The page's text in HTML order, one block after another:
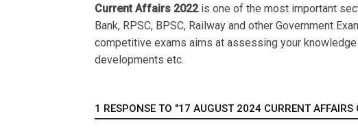
Current Affairs 2022is one of the most important
Bank, RPSC, BPSC, Railway and other Government
competitive exams aims at assessing your
developments etc.
1 RESPONSE TO "17 AUGUST 2024 CURRENT